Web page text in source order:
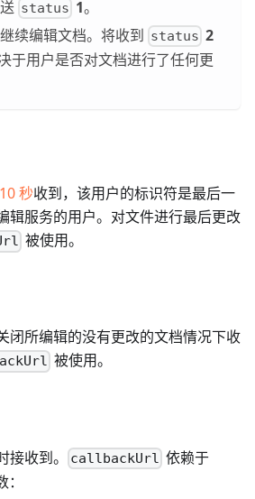
status 1。
续编辑文档。将收到 status 2
于用户是否对文档进行了任何更
10 秒收到，该用户的标识符是最后一
辑服务的用户。对文件进行最后更改
被使用。
闭所编辑的没有更改的文档情况下收
被使用。
收到。 callbackUrl 依赖于